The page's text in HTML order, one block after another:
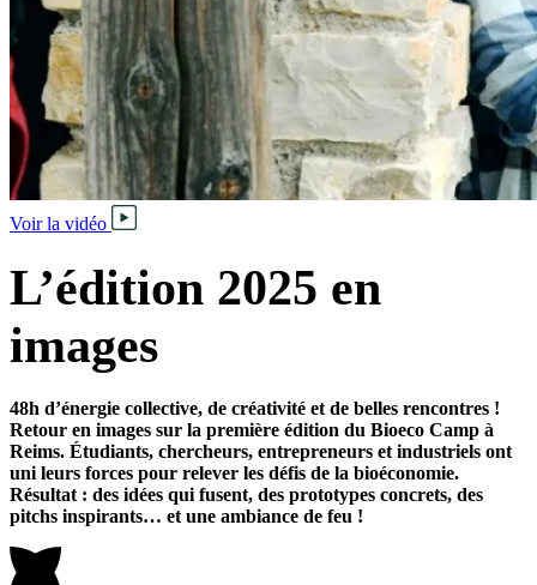
Voir la vidéo
L’édition 2025 en
images
48h d’énergie collective, de créativité et de belles rencontres !
Retour en images sur la première édition du Bioeco Camp à
Reims. Étudiants, chercheurs, entrepreneurs et industriels ont
uni leurs forces pour relever les défis de la bioéconomie.
Résultat : des idées qui fusent, des prototypes concrets, des
pitchs inspirants… et une ambiance de feu !